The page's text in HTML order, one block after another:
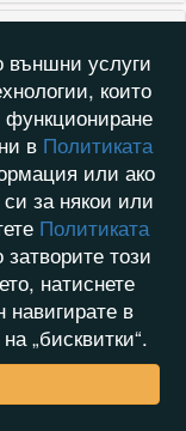
външни услуги
които
в Политиката
или ако
за някои или
Политиката
затворите този
натиснете
навигирате в
„бисквитки“.